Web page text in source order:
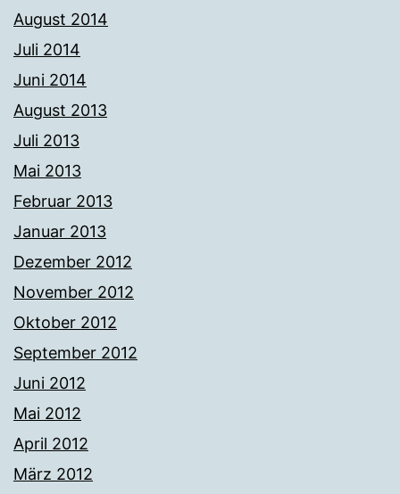
August 2014
Juli 2014
Juni 2014
August 2013
Juli 2013
Mai 2013
Februar 2013
Januar 2013
Dezember 2012
November 2012
Oktober 2012
September 2012
Juni 2012
Mai 2012
April 2012
März 2012